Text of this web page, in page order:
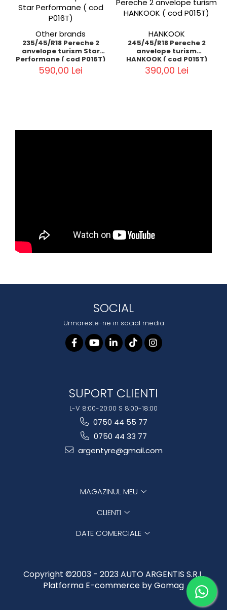
Other brands
235/45/R18 Pereche 2
anvelope turism Star
Performane ( cod P016T)
590,00 Lei
HANKOOK
245/45/R18 Pereche 2
anvelope turism
HANKOOK ( cod P015T)
390,00 Lei
SOCIAL
Urmareste-ne in social media
SUPORT CLIENTI
L-V 8:00-20:00 S 8:00-18:00
0750 44 55 77
0750 44 33 77
argentyre@gmail.com
MAGAZINUL MEU
CLIENTI
DATE COMERCIALE
Copyright ©2003 - 2023 AUTO ARGENTIS S.R.L.
Platforma E-commerce by Gomag